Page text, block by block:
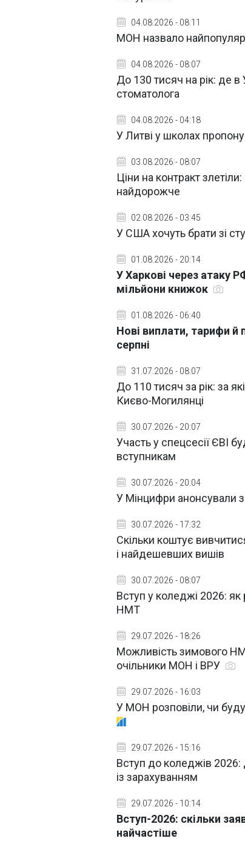
04.08.2026 - 08:11
МОН назвало
04.08.2026 - 08:07
До 130 тисяч на рік: де
стоматолога
04.08.2026 - 04:18
У Литві у школах
03.08.2026 - 08:07
Ціни на контракт
найдорожче
02.08.2026 - 03:45
У США хочуть брати зі
01.08.2026 - 20:14
У Харкові через атаку
мільйони книжок
01.08.2026 - 06:40
Нові виплати, тарифи й
серпні
31.07.2026 - 08:07
До 110 тисяч за рік: за
Києво-Могилянці
30.07.2026 - 20:07
Участь у спецсесії ЄВІ
вступникам
30.07.2026 - 20:04
У Мінцифри анонсували
30.07.2026 - 17:32
Скільки коштує
і найдешевших вишів
30.07.2026 - 08:07
Вступ у коледжі 2026: як
НМТ
29.07.2026 - 18:26
Можливість зимового
очільники МОН і ВРУ
29.07.2026 - 16:03
У МОН розповіли, чи
29.07.2026 - 15:16
Вступ до коледжів 2026:
із зарахуванням
29.07.2026 - 10:14
Вступ-2026: скільки
найчастіше